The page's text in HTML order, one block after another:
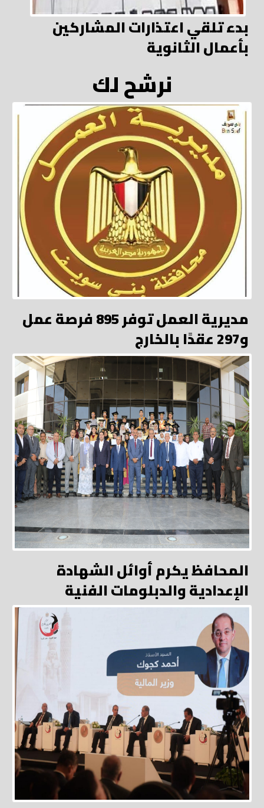
بدء تلقي اعتذارات المشاركين
بأعمال الثانوية
نرشح لك
مديرية العمل توفر 895 فرصة عمل
و297 عقدًا بالخارج
المحافظ يكرم أوائل الشهادة
الإعدادية والدبلومات الفنية